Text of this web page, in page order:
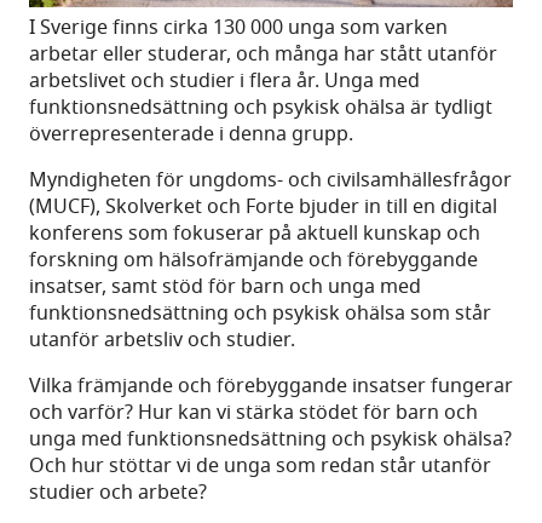
I Sverige finns cirka 130 000 unga som varken
arbetar eller studerar, och många har stått utanför
arbetslivet och studier i flera år. Unga med
funktionsnedsättning och psykisk ohälsa är tydligt
överrepresenterade i denna grupp.
Myndigheten för ungdoms- och civilsamhällesfrågor
(MUCF), Skolverket och Forte bjuder in till en digital
konferens som fokuserar på aktuell kunskap och
forskning om hälsofrämjande och förebyggande
insatser, samt stöd för barn och unga med
funktionsnedsättning och psykisk ohälsa som står
utanför arbetsliv och studier.
Vilka främjande och förebyggande insatser fungerar
och varför? Hur kan vi stärka stödet för barn och
unga med funktionsnedsättning och psykisk ohälsa?
Och hur stöttar vi de unga som redan står utanför
studier och arbete?